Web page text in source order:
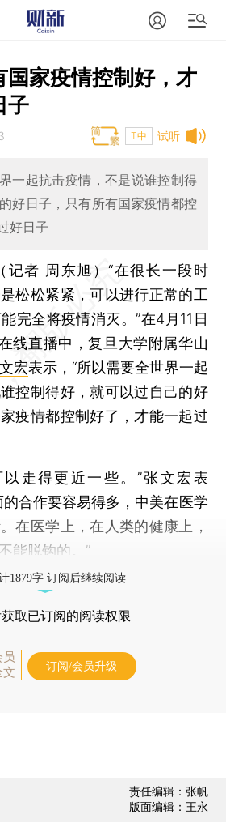
国家疫情控制好，才
子
试听
T中
一起抗击疫情，不是说谁控制得
好日子，只有所有国家疫情都控
好日子
记者 周东旭）“在很长一段时
松松紧紧，可以进行正常的工
完全将疫情消灭。”在4月11日
线直播中，复旦大学附属华山
宏表示，“所以需要全世界一起
控制得好，就可以过自己的好
疫情都控制好了，才能一起过
走得更近一些。”张文宏表
的合作要容易得多，中美在医学
在医学上，在人类的健康上，
能脱钩的。”
1879字 订阅后继续阅读
获取已订阅的阅读权限
员
文
订阅/会员升级
责任编辑：张帆
版面编辑：王永